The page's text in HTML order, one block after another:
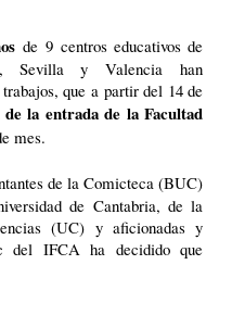
de 9 centros educativos de
Sevilla y Valencia han
que a partir del 14 de
la entrada de la Facultad
mes.
de la Comicteca (BUC)
de Cantabria, de la
(UC) y aficionadas y
del IFCA ha decidido que